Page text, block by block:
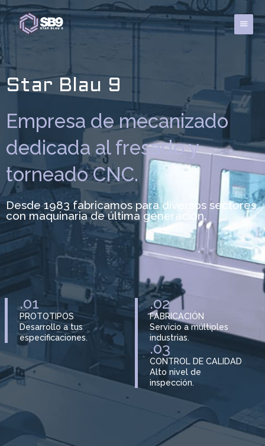
Ir
contenido
Menú
Star Blau 9
Empresa de mecanizado
dedicada al fresado y
torneado CNC.
Desde 1983 fabricamos para diversos sectores
con maquinaria de última generación.
.01
PROTOTIPOS
Desarrollo a tus
especificaciones.
.02
FABRICACIÓN
Servicio a múltiples
industrias.
.03
CONTROL DE CALIDAD
Alto nivel de
inspección.